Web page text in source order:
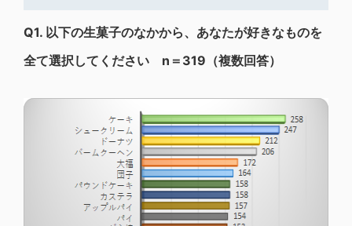
Q1. 以下の生菓子のなかから、あなたが好きなものを
全て選択してください n＝319（複数回答）